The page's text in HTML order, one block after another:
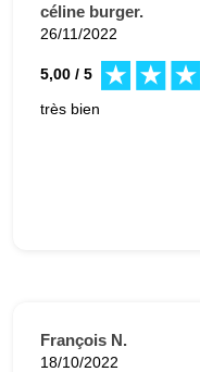
céline burger.
26/11/2022
5,00 / 5
très bien
François N.
18/10/2022